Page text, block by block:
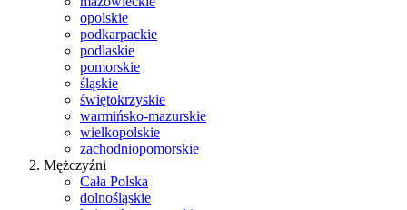
opolskie
podkarpackie
podlaskie
pomorskie
śląskie
świętokrzyskie
warmińsko-mazurskie
wielkopolskie
zachodniopomorskie
Mężczyźni
Cała Polska
dolnośląskie